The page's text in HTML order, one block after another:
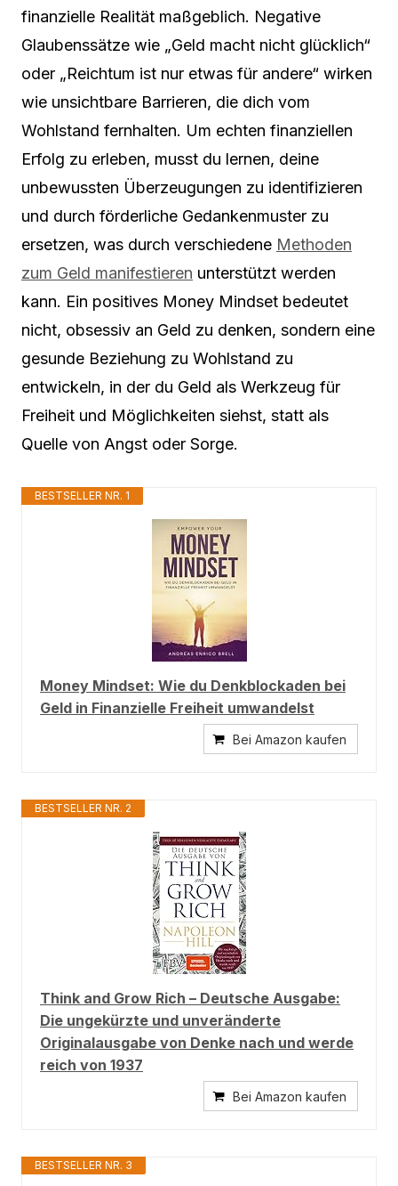
finanzielle Realität maßgeblich. Negative
Glaubenssätze wie „Geld macht nicht glücklich“
oder „Reichtum ist nur etwas für andere“ wirken
wie unsichtbare Barrieren, die dich vom
Wohlstand fernhalten. Um echten finanziellen
Erfolg zu erleben, musst du lernen, deine
unbewussten Überzeugungen zu identifizieren
und durch förderliche Gedankenmuster zu
ersetzen, was durch verschiedene Methoden
zum Geld manifestieren unterstützt werden
kann. Ein positives Money Mindset bedeutet
nicht, obsessiv an Geld zu denken, sondern eine
gesunde Beziehung zu Wohlstand zu
entwickeln, in der du Geld als Werkzeug für
Freiheit und Möglichkeiten siehst, statt als
Quelle von Angst oder Sorge.
BESTSELLER NR. 1
Money Mindset: Wie du Denkblockaden bei
Geld in Finanzielle Freiheit umwandelst
Bei Amazon kaufen
BESTSELLER NR. 2
Think and Grow Rich – Deutsche Ausgabe:
Die ungekürzte und unveränderte
Originalausgabe von Denke nach und werde
reich von 1937
Bei Amazon kaufen
BESTSELLER NR. 3